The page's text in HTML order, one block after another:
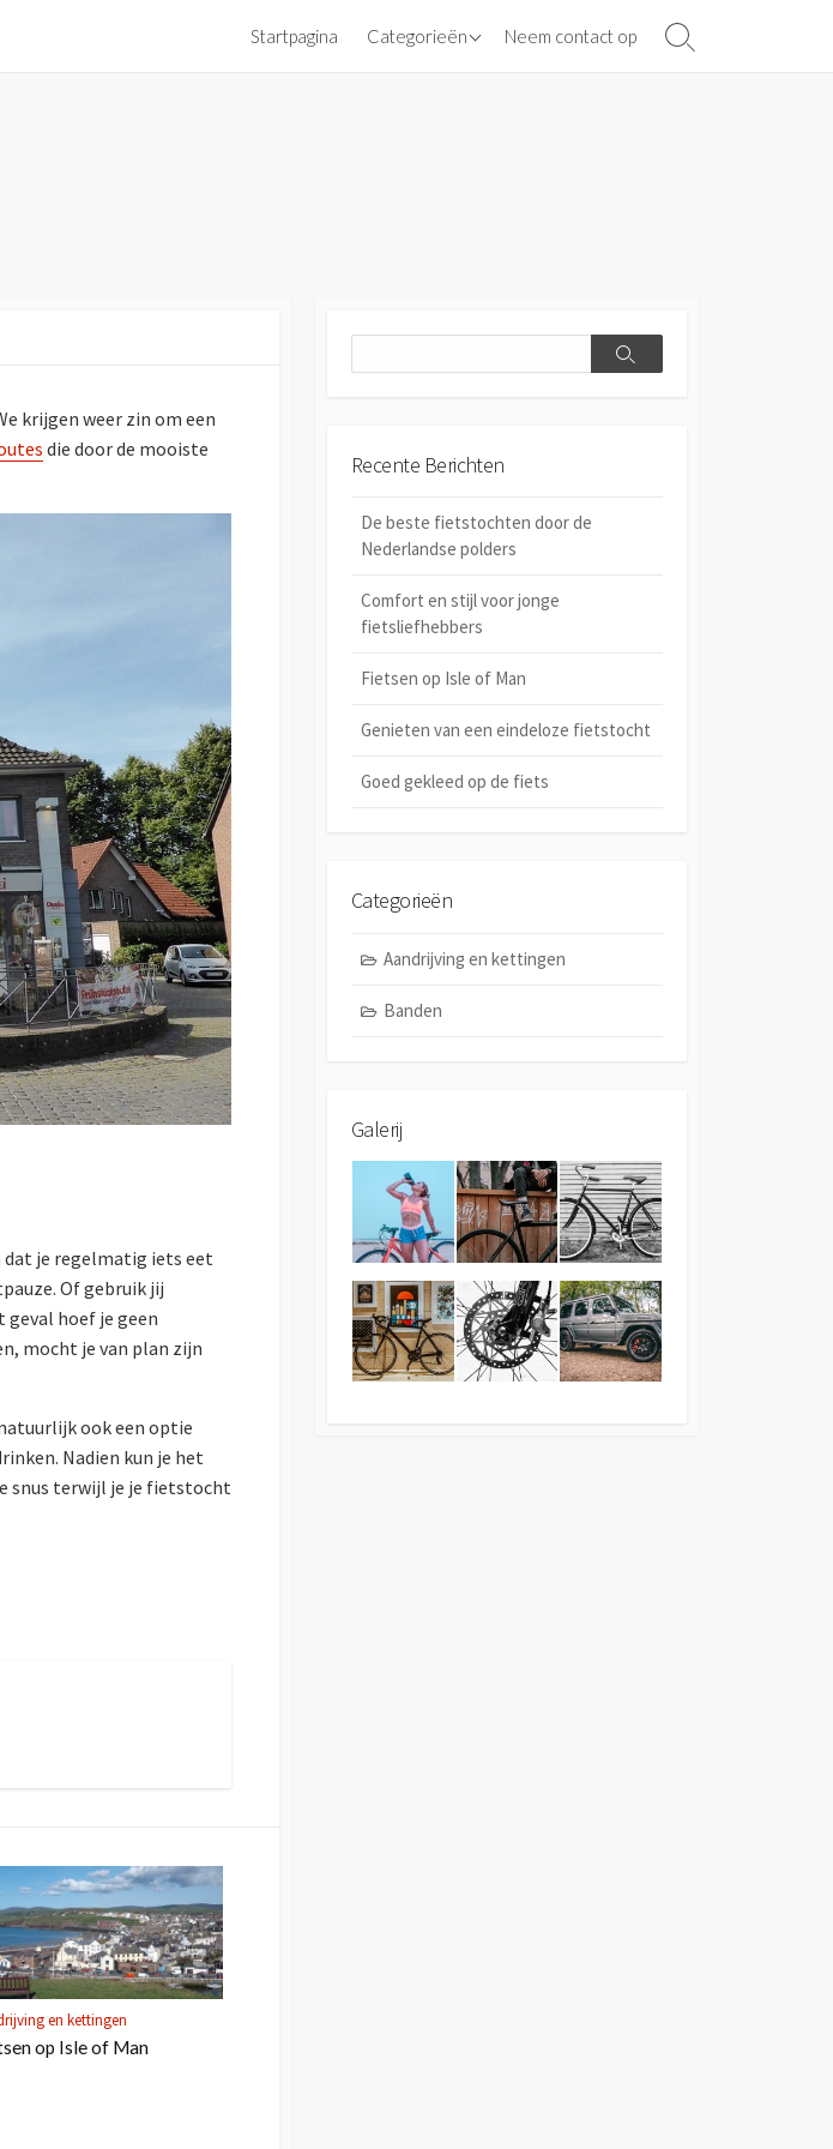
Startpagina Categorieën
Banden
Neem contact op
Search
krijgen weer zin om een
die door de mooiste
dat je regelmatig iets eet
Of gebruik jij
hoef je geen
mocht je van plan zijn
ook een optie
Nadien kun je het
snus terwijl je je fietstocht
en kettingen
op Isle of Man
Search
Recente Berichten
De beste fietstochten door de
Nederlandse polders
Comfort en stijl voor jonge
fietsliefhebbers
Fietsen op Isle of Man
Genieten van een eindeloze fietstocht
Goed gekleed op de fiets
Categorieën
Aandrijving en kettingen
Banden
Galerij